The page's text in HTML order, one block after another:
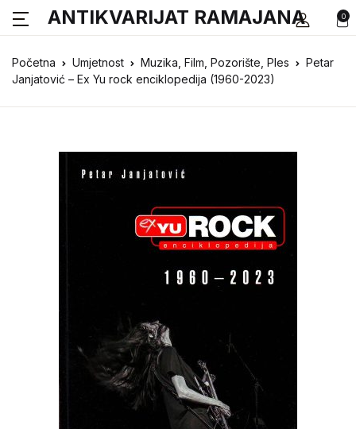
0
ANTIKVARIJAT RAMAJANA
Početna Umjetnost Muzika, Film, Pozorište, Ples
Petar
Janjatović – Ex Yu rock enciklopedija (1960-2023)